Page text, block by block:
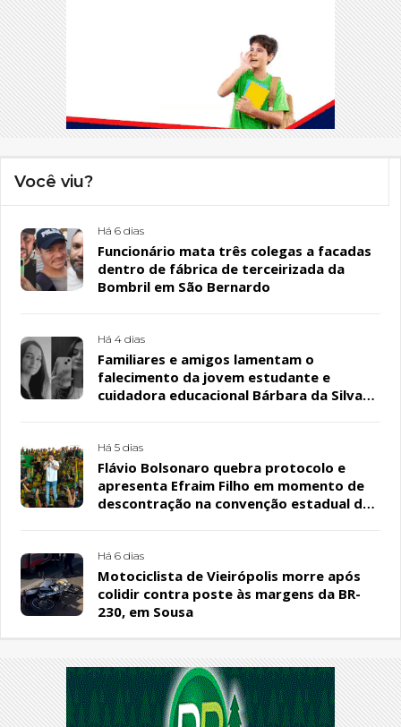
Você viu?
Há 6 dias
Funcionário mata três colegas a facadas
dentro de fábrica de terceirizada da
Bombril em São Bernardo
Há 4 dias
Familiares e amigos lamentam o
falecimento da jovem estudante e
cuidadora educacional Bárbara da Silva
Há 5 dias
Flávio Bolsonaro quebra protocolo e
apresenta Efraim Filho em momento de
descontração na convenção estadual do
Há 6 dias
Motociclista de Vieirópolis morre após
colidir contra poste às margens da BR-
230, em Sousa